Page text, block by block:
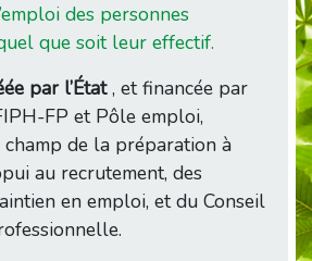
des personnes
que soit leur effectif.
par l’État, et financée par
FP et Pôle emploi,
champ de la préparation à
au recrutement, des
en emploi, et du Conseil